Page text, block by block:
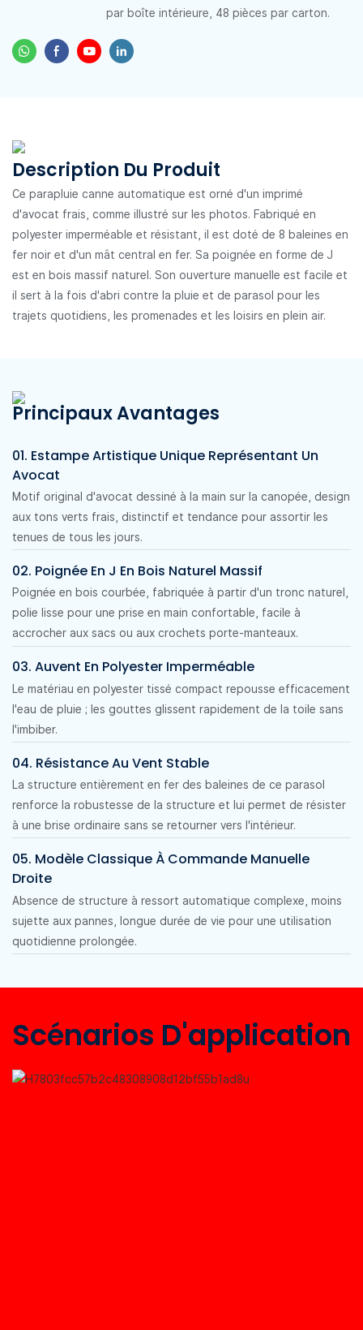
par boîte intérieure, 48 pièces par carton.
Description Du Produit
Ce parapluie canne automatique est orné d'un imprimé
d'avocat frais, comme illustré sur les photos. Fabriqué en
polyester imperméable et résistant, il est doté de 8 baleines en
fer noir et d'un mât central en fer. Sa poignée en forme de J
est en bois massif naturel. Son ouverture manuelle est facile et
il sert à la fois d'abri contre la pluie et de parasol pour les
trajets quotidiens, les promenades et les loisirs en plein air.
Principaux Avantages
01. Estampe Artistique Unique Représentant Un
Avocat
Motif original d'avocat dessiné à la main sur la canopée, design
aux tons verts frais, distinctif et tendance pour assortir les
tenues de tous les jours.
02. Poignée En J En Bois Naturel Massif
Poignée en bois courbée, fabriquée à partir d'un tronc naturel,
polie lisse pour une prise en main confortable, facile à
accrocher aux sacs ou aux crochets porte-manteaux.
03. Auvent En Polyester Imperméable
Le matériau en polyester tissé compact repousse efficacement
l'eau de pluie ; les gouttes glissent rapidement de la toile sans
l'imbiber.
04. Résistance Au Vent Stable
La structure entièrement en fer des baleines de ce parasol
renforce la robustesse de la structure et lui permet de résister
à une brise ordinaire sans se retourner vers l'intérieur.
05. Modèle Classique À Commande Manuelle
Droite
Absence de structure à ressort automatique complexe, moins
sujette aux pannes, longue durée de vie pour une utilisation
quotidienne prolongée.
Scénarios D'application